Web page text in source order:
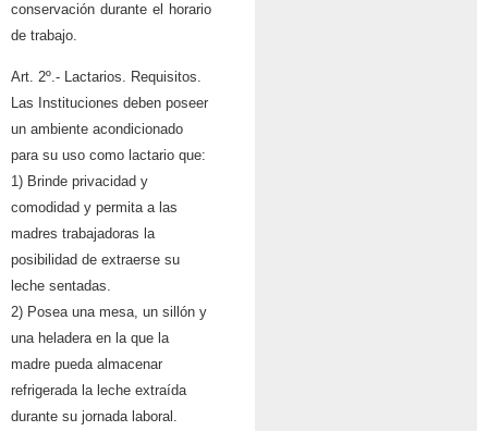
conservación durante el
horario
de trabajo.
Art. 2º.- Lactarios. Requisitos.
Las Instituciones deben poseer
un ambiente acondicionado
para su uso como lactario que:
1) Brinde privacidad y
comodidad y permita a las
madres trabajadoras la
posibilidad de extraerse su
leche sentadas.
2) Posea una mesa, un sillón y
una heladera en la que la
madre pueda almacenar
refrigerada la leche extraída
durante su jornada laboral.